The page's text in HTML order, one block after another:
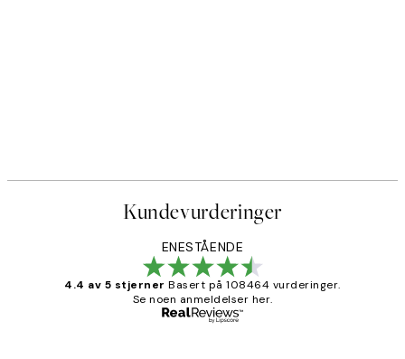
Kundevurderinger
ENESTÅENDE
4.4 av 5 stjerner Basert på 108464 vurderinger.
Se noen anmeldelser her.